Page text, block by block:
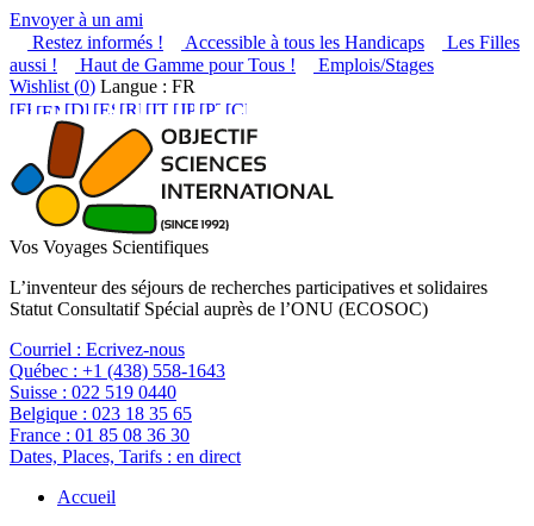
Envoyer à un ami
Restez informés !
Accessible à tous les Handicaps
Les Filles
aussi !
Haut de Gamme pour Tous !
Emplois/Stages
Wishlist (0) Langue : FR
Vos Voyages Scientifiques
L’inventeur des séjours de recherches participatives et solidaires
Statut Consultatif Spécial auprès de l’ONU (ECOSOC)
Courriel : Ecrivez-nous
Québec : +1 (438) 558-1643
Suisse : 022 519 0440
Belgique : 023 18 35 65
France : 01 85 08 36 30
Dates, Places, Tarifs : en direct
Accueil